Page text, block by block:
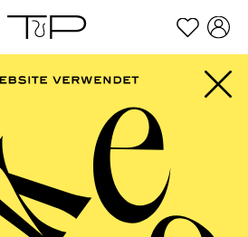
Zum Footer springen